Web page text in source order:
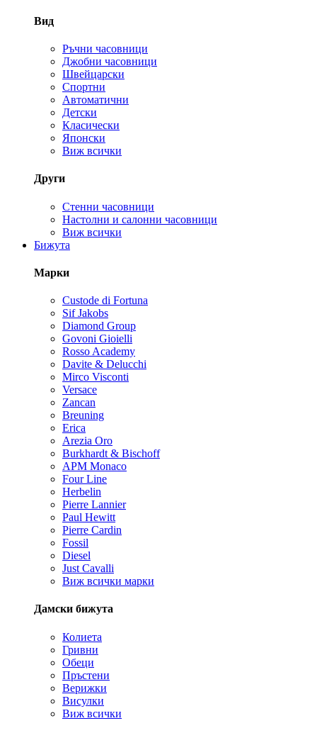
Вид
Ръчни часовници
Джобни часовници
Швейцарски
Спортни
Автоматични
Детски
Класически
Японски
Виж всички
Други
Стенни часовници
Настолни и салонни часовници
Виж всички
Бижута
Марки
Custode di Fortuna
Sif Jakobs
Diamond Group
Govoni Gioielli
Rosso Academy
Davite & Delucchi
Mirco Visconti
Versace
Zancan
Breuning
Erica
Arezia Oro
Burkhardt & Bischoff
APM Monaco
Four Line
Herbelin
Pierre Lannier
Paul Hewitt
Pierre Cardin
Fossil
Diesel
Just Cavalli
Виж всички марки
Дамски бижута
Колиета
Гривни
Обеци
Пръстени
Верижки
Висулки
Виж всички